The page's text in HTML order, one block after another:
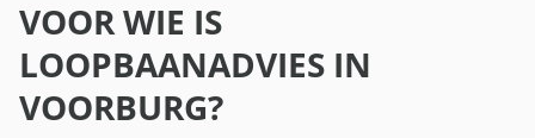
VOOR WIE IS
LOOPBAANADVIES IN
VOORBURG?